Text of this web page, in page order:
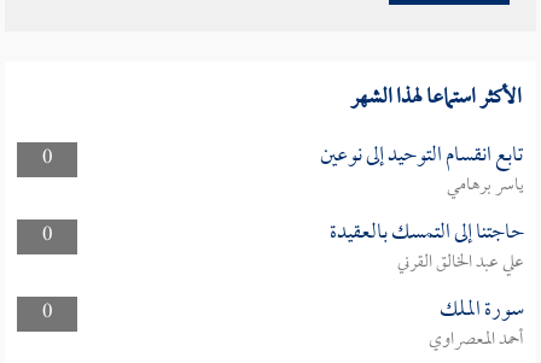
الأكثر استماعا لهذا الشهر
0 تابع انقسام التوحيد إلى نوعين
ياسر برهامي
0
حاجتنا إلى التمسك بالعقيدة
علي عبد الخالق القرني
0
سورة الملك
أحمد المعصراوي